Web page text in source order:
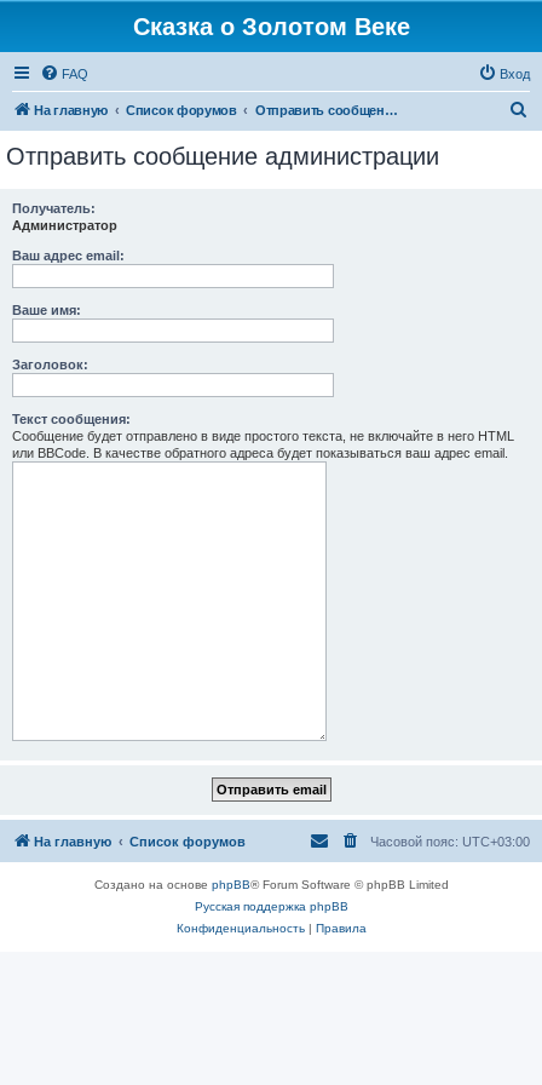
Сказка о Золотом Веке
FAQ Вход
На главную Список форумов Отправить сообщение администрации
Отправить сообщение администрации
Получатель:
Администратор
Ваш адрес email:
Ваше имя:
Заголовок:
Текст сообщения:
Сообщение будет отправлено в виде простого текста, не включайте в него HTML
или BBCode. В качестве обратного адреса будет показываться ваш адрес email.
На главную Список форумов Часовой пояс: UTC+03:00
Создано на основе phpBB® Forum Software © phpBB Limited
Русская поддержка phpBB
Конфиденциальность| Правила